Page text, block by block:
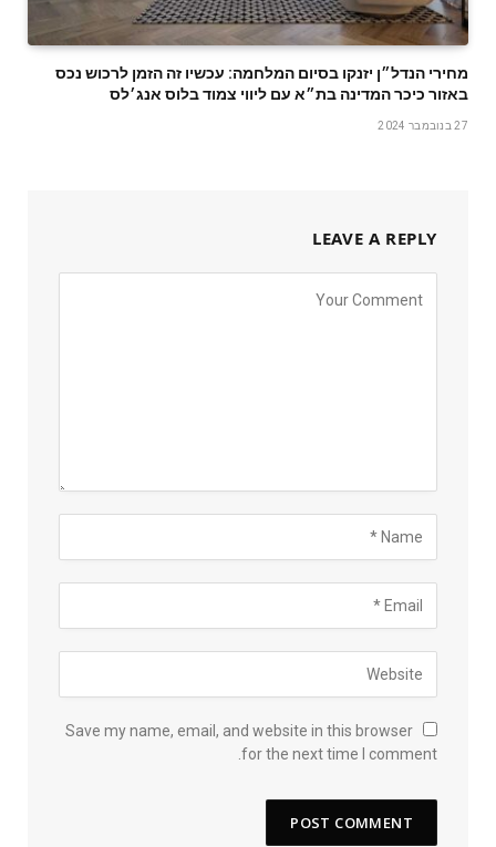
מחירי הנדל״ן יזנקו בסיום המלחמה: עכשיו זה הזמן לרכוש נכס
באזור כיכר המדינה בת״א עם ליווי צמוד בלוס אנג׳לס
27 בנובמבר 2024
LEAVE A REPLY
Save my name, email, and website in this browser
for the next time I comment.